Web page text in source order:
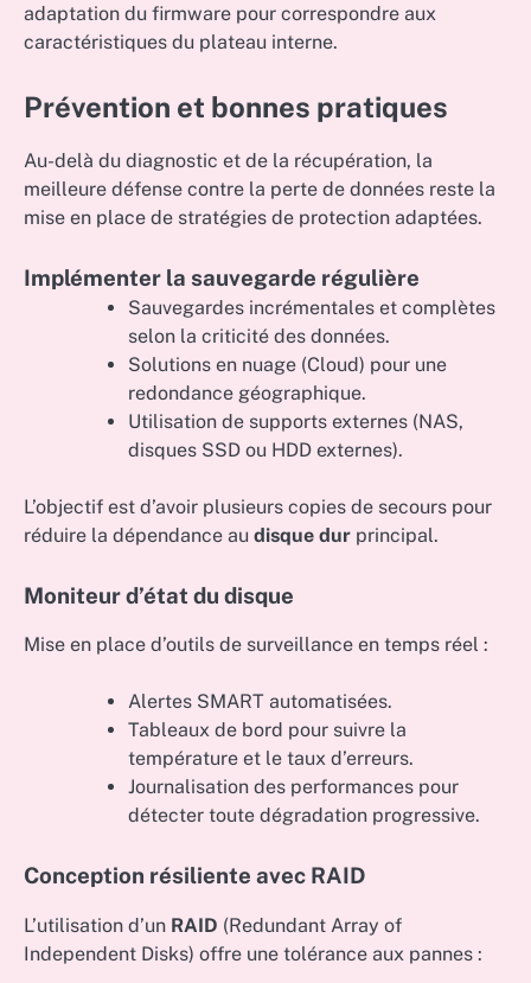
adaptation du firmware pour correspondre aux
caractéristiques du plateau interne.
Prévention et bonnes pratiques
Au-delà du diagnostic et de la récupération, la
meilleure défense contre la perte de données reste la
mise en place de stratégies de protection adaptées.
Implémenter la sauvegarde régulière
Sauvegardes incrémentales et complètes
selon la criticité des données.
Solutions en nuage (Cloud) pour une
redondance géographique.
Utilisation de supports externes (NAS,
disques SSD ou HDD externes).
L’objectif est d’avoir plusieurs copies de secours pour
réduire la dépendance au disque dur principal.
Moniteur d’état du disque
Mise en place d’outils de surveillance en temps réel :
Alertes SMART automatisées.
Tableaux de bord pour suivre la
température et le taux d’erreurs.
Journalisation des performances pour
détecter toute dégradation progressive.
Conception résiliente avec RAID
L’utilisation d’un RAID (Redundant Array of
Independent Disks) offre une tolérance aux pannes :